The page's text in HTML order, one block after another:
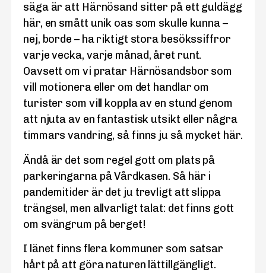
säga är att Härnösand sitter på ett guldägg
här, en smått unik oas som skulle kunna –
nej, borde – ha riktigt stora besökssiffror
varje vecka, varje månad, året runt.
Oavsett om vi pratar Härnösandsbor som
vill motionera eller om det handlar om
turister som vill koppla av en stund genom
att njuta av en fantastisk utsikt eller några
timmars vandring, så finns ju så mycket här.
Ändå är det som regel gott om plats på
parkeringarna på Vårdkasen. Så här i
pandemitider är det ju trevligt att slippa
trängsel, men allvarligt talat: det finns gott
om svängrum på berget!
I länet finns flera kommuner som satsar
hårt på att göra naturen lättillgängligt.